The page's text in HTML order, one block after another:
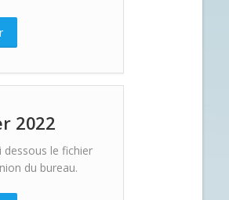
2022
dessous le fichier
du bureau.